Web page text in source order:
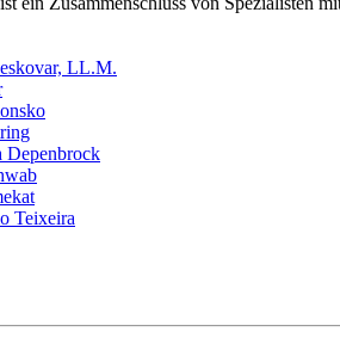
LL.M.
Depenbrock
Teixeira